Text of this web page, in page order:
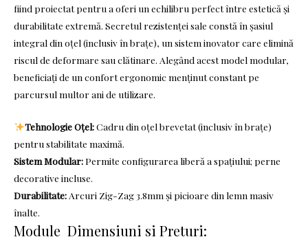
fiind proiectat pentru a oferi un echilibru perfect între estetică și
durabilitate extremă. Secretul rezistenței sale constă în șasiul
integral din oțel (inclusiv în brațe), un sistem inovator care elimină
riscul de deformare sau clătinare. Alegând acest model modular,
beneficiați de un confort ergonomic menținut constant pe
parcursul multor ani de utilizare.
Tehnologie Oțel:Cadru din oțel brevetat (inclusiv în brațe)
pentru stabilitate maximă.
Sistem Modular:Permite configurarea liberă a spațiului; perne
decorative incluse.
Durabilitate: Arcuri Zig-Zag 3.8mm și picioare din lemn masiv
înalte.
Module Dimensiuni si Preturi: